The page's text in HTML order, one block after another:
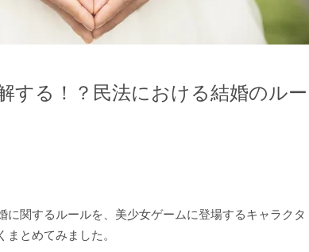
する！？民法における結婚のルー
に関するルールを、美少女ゲームに登場するキャラクタ
とめてみました。